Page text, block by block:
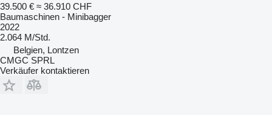
39.500 € ≈ 36.910 CHF
Baumaschinen - Minibagger
2022
2.064 M/Std.
Belgien, Lontzen
CMGC SPRL
Verkäufer kontaktieren